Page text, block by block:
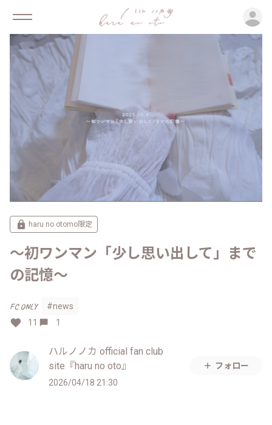
haru no otomo限定
〜初ワンマン「少し思い出して」まで
の記憶〜
FC ONLY
#news
11
1
ハルノノカ official fan club
site『haru no oto』
2026/04/18 21:30
フォロー